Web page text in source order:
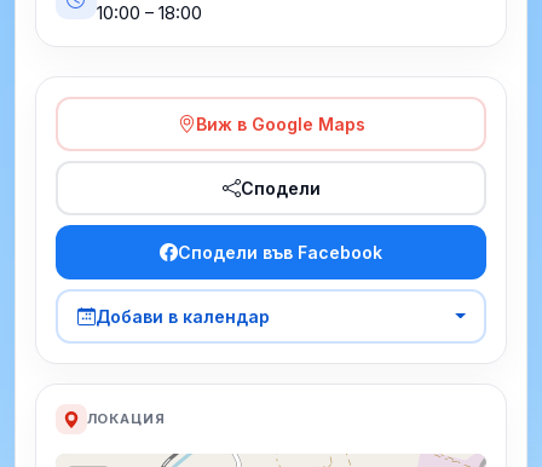
10:00 – 18:00
Виж в Google Maps
Сподели
Сподели във Facebook
Добави в календар
ЛОКАЦИЯ